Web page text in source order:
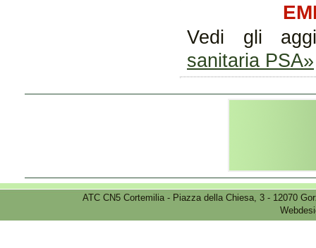
Vedi gli
sanitaria PSA»
ATC CN5 Cortemilia - Piazza della Chiesa, 3 - 12070